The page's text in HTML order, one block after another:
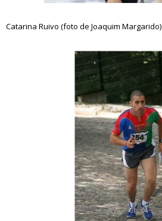
Catarina Ruivo (foto de Joaquim Margarido)